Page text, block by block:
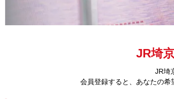
JR埼
JR埼
会員登録すると、あなたの希